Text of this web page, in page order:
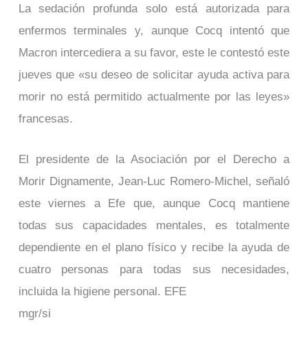
La sedación profunda solo está autorizada para
enfermos terminales y, aunque Cocq intentó que
Macron intercediera a su favor, este le contestó este
jueves que «su deseo de solicitar ayuda activa para
morir no está permitido actualmente por las leyes»
francesas.
El presidente de la Asociación por el Derecho a
Morir Dignamente, Jean-Luc Romero-Michel, señaló
este viernes a Efe que, aunque Cocq mantiene
todas sus capacidades mentales, es totalmente
dependiente en el plano físico y recibe la ayuda de
cuatro personas para todas sus necesidades,
incluida la higiene personal. EFE
mgr/si